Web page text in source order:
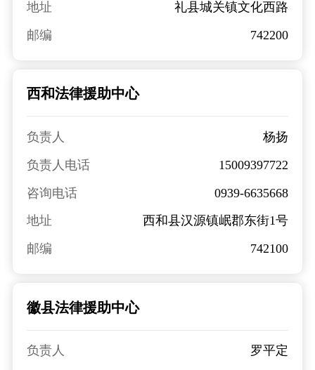
地址
礼县城关镇文化西路
邮编
742200
西和法律援助中心
负责人
杨扬
负责人电话
15009397722
咨询电话
0939-6635668
地址
西和县汉源镇岷郡东街1号
邮编
742100
徽县法律援助中心
负责人
罗平定